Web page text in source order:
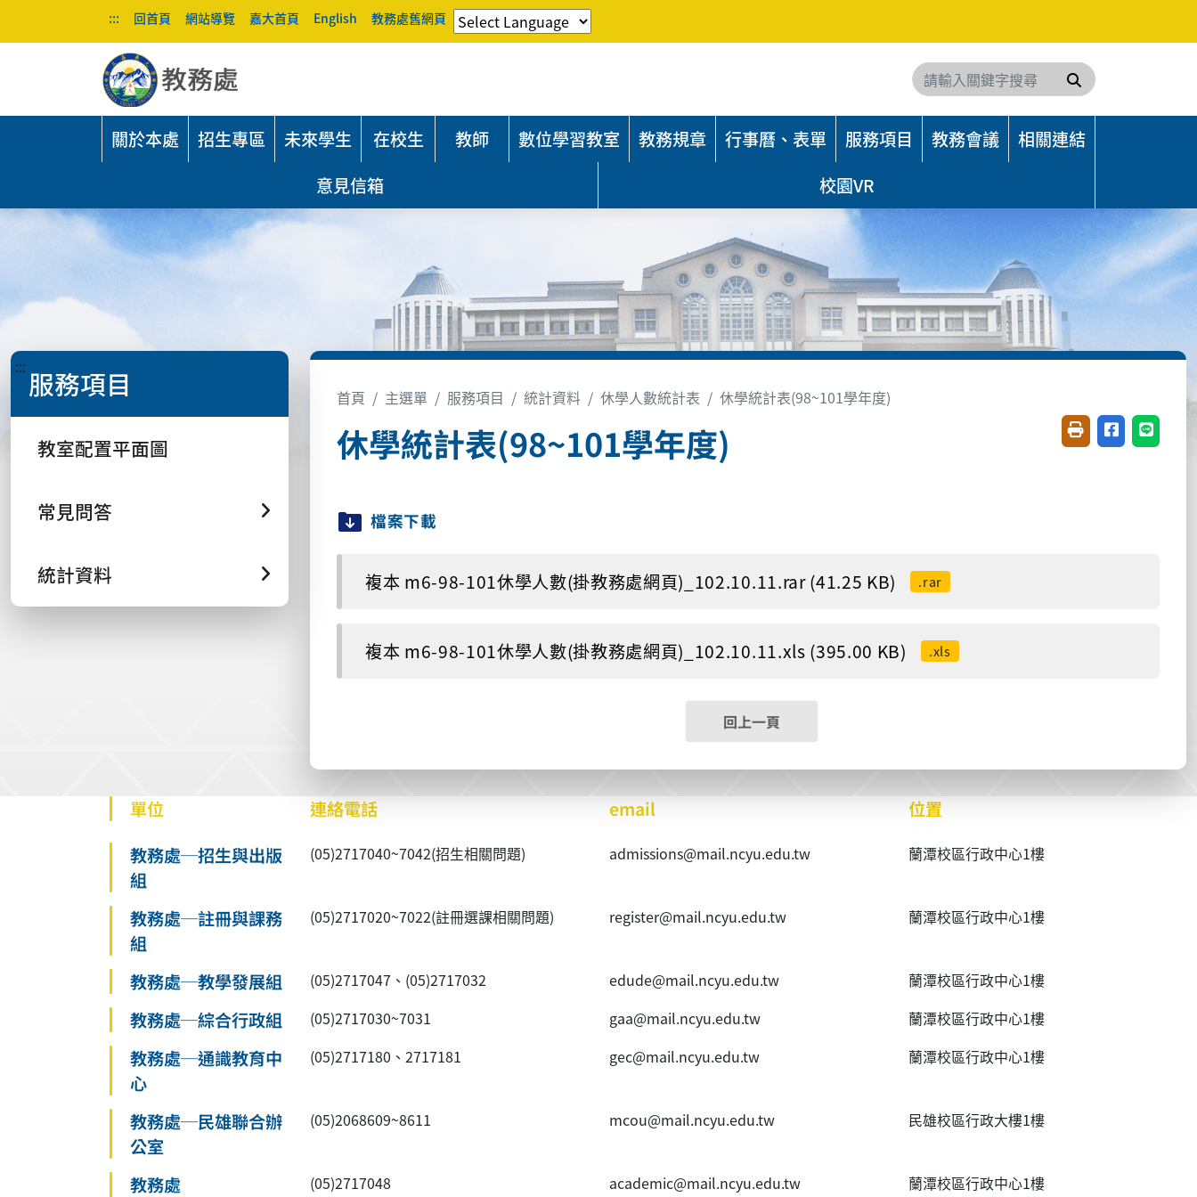
::: 回首頁 網站導覽 嘉大首頁 English 教務處舊網頁
搜尋
關於本處 招生專區 未來學生 在校生 教師 數位學習教室 教務規章 行事曆、表單 服務項目 教務會議
相關連結
意見信箱
校園VR
::: 服務項目
教室配置平面圖
常見問答
統計資料
首頁 主選單 服務項目 統計資料 休學人數統計表 休學統計表(98~101學年度)
休學統計表(98~101學年度) 友善列印(開新視窗)
分享至臉書(
分享至
檔案下載
複本 m6-98-101休學人數(掛教務處網頁)_102.10.11.rar (41.25 KB) .rar
複本 m6-98-101休學人數(掛教務處網頁)_102.10.11.xls (395.00 KB) .xls
回上一頁
單位 連絡電話 email
位置
教務處─招生與出版
組
(05)2717040~7042(招生相關問題) admissions@mail.ncyu.edu.tw 蘭潭校區行政中心1樓
教務處─註冊與課務
組
(05)2717020~7022(註冊選課相關問題) register@mail.ncyu.edu.tw 蘭潭校區行政中心1樓
教務處─教學發展組 (05)2717047、(05)2717032 edude@mail.ncyu.edu.tw 蘭潭校區行政中心1樓
教務處─綜合行政組 (05)2717030~7031 gaa@mail.ncyu.edu.tw 蘭潭校區行政中心1樓
教務處─通識教育中
心
(05)2717180、2717181 gec@mail.ncyu.edu.tw 蘭潭校區行政中心1樓
教務處─民雄聯合辦
公室
(05)2068609~8611 mcou@mail.ncyu.edu.tw 民雄校區行政大樓1樓
教務處 (05)2717048 academic@mail.ncyu.edu.tw 蘭潭校區行政中心1樓